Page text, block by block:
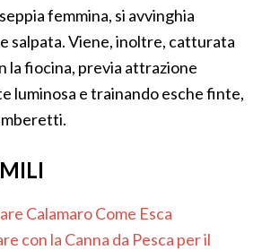
femmina, si avvinghia
salpata. Viene, inoltre, catturata
la fiocina, previa attrazione
luminosa e trainando esche finte,
Calamaro Come Esca
con la Canna da Pesca per il